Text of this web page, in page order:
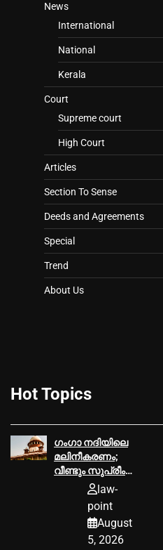
News
International
National
Kerala
Court
Supreme court
High Court
Articles
Section To Sense
Deeds and Agreements
Special
Trend
About Us
Hot Topics
ഗംഗാ നദിയിലെ
മലിനീകരണം;
വീണ്ടും സുപ്രീം
ഇടപെടൽ, 11
സംസ്ഥാനങ്ങൾക്ക്
നോട്ടീസ്
law-
point
August
5, 2026